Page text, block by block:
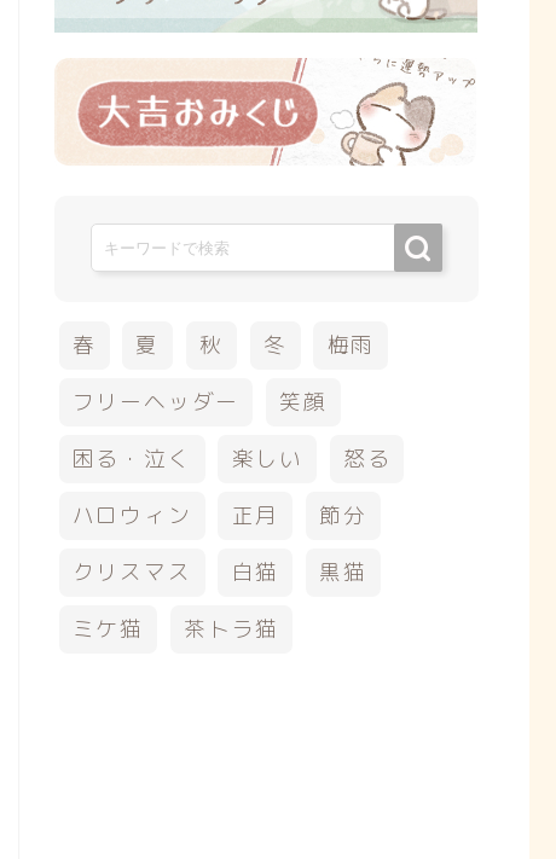
春 夏 秋 冬
梅雨
フリーヘッダー
笑顔
困る・泣く
楽しい
怒る
ハロウィン
正月
節分
クリスマス
白猫
黒猫
ミケ猫
茶トラ猫